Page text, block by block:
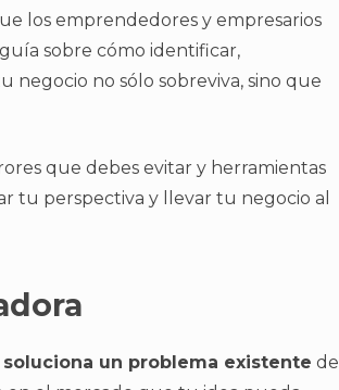
los emprendedores y empresarios
sobre cómo identificar,
negocio no sólo sobreviva, sino que
que debes evitar y herramientas
tu perspectiva y llevar tu negocio al
soluciona un problema existente de